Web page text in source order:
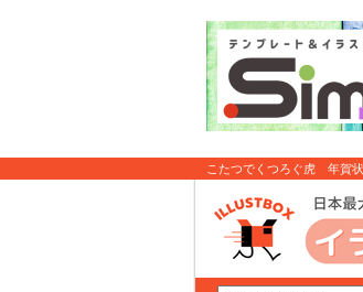
こたつでくつろぐ虎 年賀